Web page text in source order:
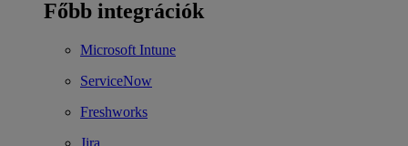
Főbb integrációk
Microsoft Intune
ServiceNow
Freshworks